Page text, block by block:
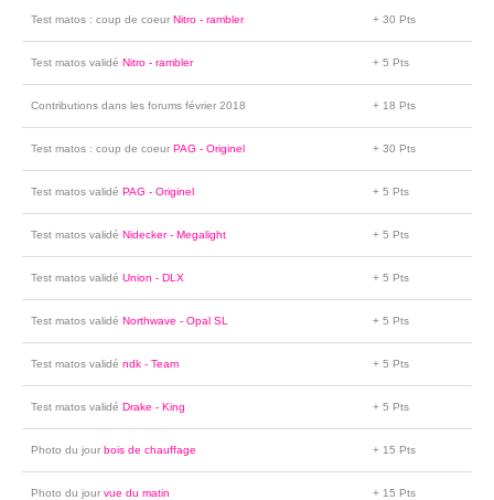
Test matos : coup de coeur Nitro - rambler + 30 Pts
Test matos validé Nitro - rambler + 5 Pts
Contributions dans les forums février 2018 + 18 Pts
Test matos : coup de coeur PAG - Originel + 30 Pts
Test matos validé PAG - Originel + 5 Pts
Test matos validé Nidecker - Megalight + 5 Pts
Test matos validé Union - DLX + 5 Pts
Test matos validé Northwave - Opal SL + 5 Pts
Test matos validé ndk - Team + 5 Pts
Test matos validé Drake - King + 5 Pts
Photo du jour bois de chauffage + 15 Pts
Photo du jour vue du matin + 15 Pts